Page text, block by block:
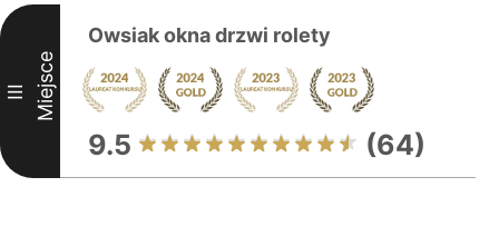
III Miejsce
Owsiak okna drzwi rolety
9.5 (64)